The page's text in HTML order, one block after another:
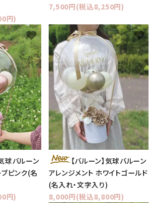
円)
7,500円(税込8,250円)
球バルーン
ピンク(名
円)
favorite
【バルーン】気球バルーン
アレンジメント ホワイトゴールド
(名入れ・文字入り)
8,000円(税込8,800円)
favorite